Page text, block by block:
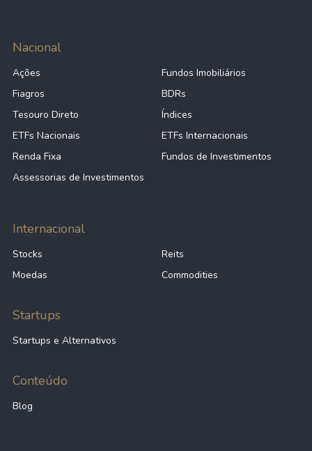
Nacional
Ações
Fundos Imobiliários
Fiagros
BDRs
Tesouro Direto
Índices
ETFs Nacionais
ETFs Internacionais
Renda Fixa
Fundos de Investimentos
Assessorias de Investimentos
Internacional
Stocks
Reits
Moedas
Commodities
Startups
Startups e Alternativos
Conteúdo
Blog